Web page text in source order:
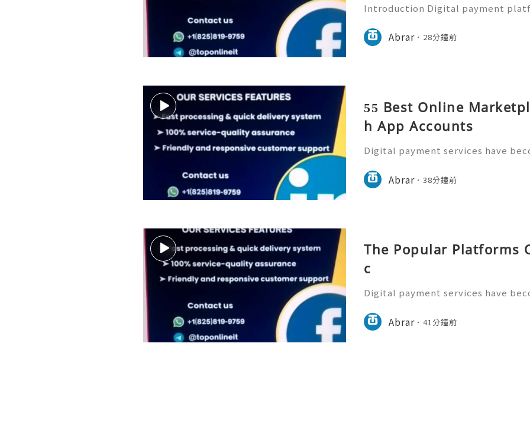
Introduction Digital payment
nts, receive funds, and handle
hrough mobile applications
Abrar 28分鐘前
55 Best Online
h App Accounts
Digital payment services have
erification more important than
always focus on safe a
Abrar 38分鐘前
The Popular Platforms
c
Digital payment services have
h convenient options for sending
maintaining a secure and pro
Abrar 41分鐘前